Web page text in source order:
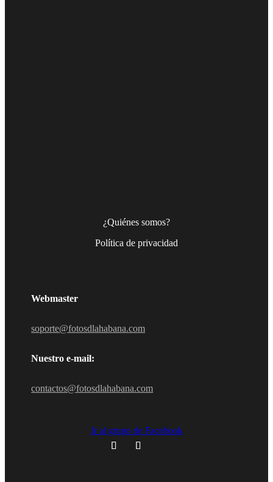
¿Quiénes somos?
Política de privacidad
Webmaster
soporte@fotosdlahabana.com
Nuestro e-mail:
contactos@fotosdlahabana.com
Ir al grupo de Facebook